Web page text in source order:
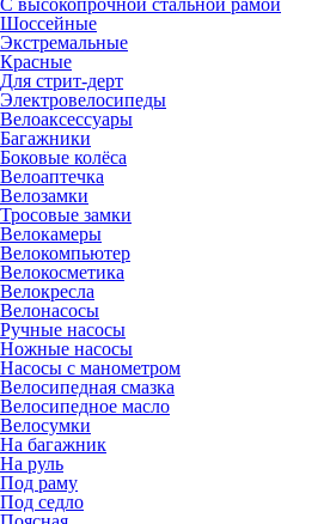
С высокопрочной стальной рамой
Шоссейные
Экстремальные
Красные
Для стрит-дерт
Электровелосипеды
Велоаксессуары
Багажники
Боковые колёса
Велоаптечка
Велозамки
Тросовые замки
Велокамеры
Велокомпьютер
Велокосметика
Велокресла
Велонасосы
Ручные насосы
Ножные насосы
Насосы с манометром
Велосипедная смазка
Велосипедное масло
Велосумки
На багажник
На руль
Под раму
Под седло